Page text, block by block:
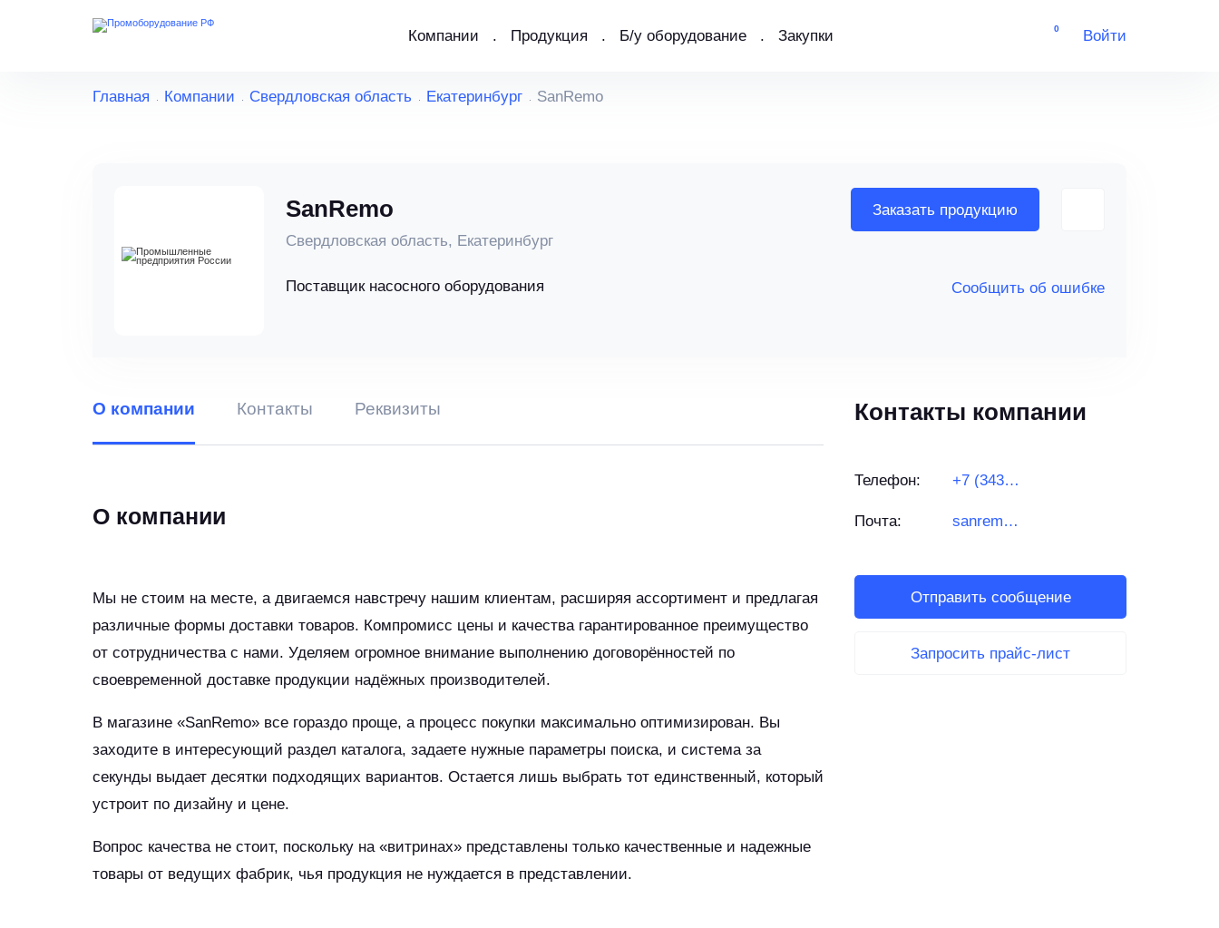
Компании Продукция Б/у оборудование Закупки 0 Войти
Главная Компании Свердловская область Екатеринбург SanRemo
SanRemo
Свердловская область, Екатеринбург
Поставщик насосного оборудования
Заказать продукцию
Сообщить об ошибке
О компании Контакты Реквизиты
О компании
Мы не стоим на месте, а двигаемся навстречу нашим клиентам, расширяя ассортимент и предлагая
различные формы доставки товаров. Компромисс цены и качества гарантированное преимущество
от сотрудничества с нами. Уделяем огромное внимание выполнению договорённостей по
своевременной доставке продукции надёжных производителей.
В магазине «SanRemo» все гораздо проще, а процесс покупки максимально оптимизирован. Вы
заходите в интересующий раздел каталога, задаете нужные параметры поиска, и система за
секунды выдает десятки подходящих вариантов. Остается лишь выбрать тот единственный, который
устроит по дизайну и цене.
Вопрос качества не стоит, поскольку на «витринах» представлены только качественные и надежные
товары от ведущих фабрик, чья продукция не нуждается в представлении.
Контакты компании
Телефон: +7 (343) 201-04-49
Почта: sanremo66.ru@ya.ru
Отправить сообщение
Запросить прайс-лист